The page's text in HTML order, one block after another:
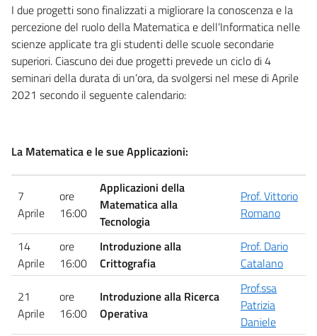
I due progetti sono finalizzati a migliorare la conoscenza e la
percezione del ruolo della Matematica e dell’Informatica nelle
scienze applicate tra gli studenti delle scuole secondarie
superiori. Ciascuno dei due progetti prevede un ciclo di 4
seminari della durata di un’ora, da svolgersi nel mese di Aprile
2021 secondo il seguente calendario:
La Matematica e le sue Applicazioni:
7
Aprile
ore
16:00
Applicazioni della
Matematica alla
Tecnologia
Prof. Vittorio
Romano
14
Aprile
ore
16:00
Introduzione alla
Crittografia
Prof. Dario
Catalano
21
Aprile
ore
16:00
Introduzione alla Ricerca
Operativa
Prof.ssa
Patrizia
Daniele